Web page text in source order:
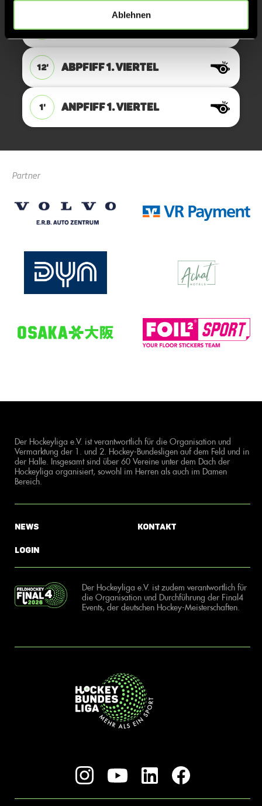
Ablehnen
12' ANPFIFF 2. Viertel
12' ABPFIFF 1. Viertel
1' ANPFIFF 1. Viertel
Partner
Der Hockeyliga e.V. ist verantwortlich für die Organisation und
Vermarktung der 1. und 2. Hockey-Bundesligen auf dem Feld und in
der Halle. Insgesamt sind über 60 Vereine unter dem Dach der
Hockeyliga organisiert, sowohl im Herren als auch im Damen
Bereich.
News
Login
Kontakt
Der Hockeyliga e.V. ist zudem verantwortlich für
die Organisation und Durchführung der Final4
Events, der deutschen Hockey-Meisterschaften.